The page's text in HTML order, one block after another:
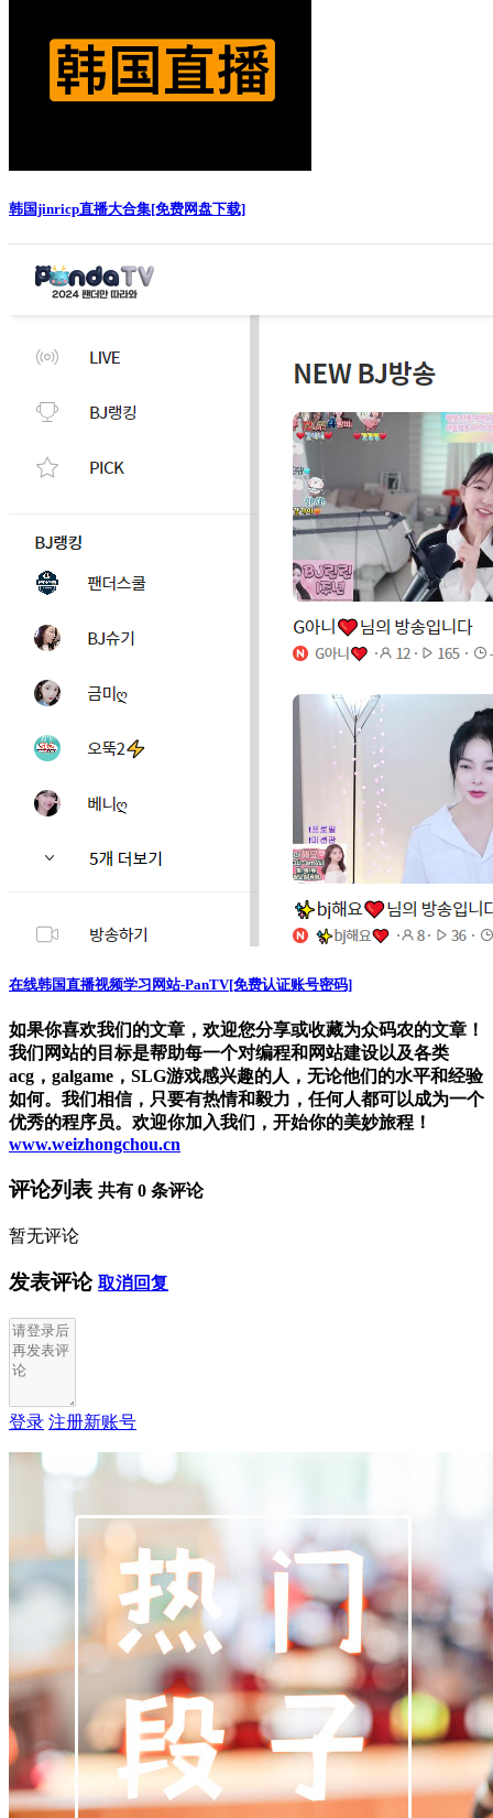
韩国jinricp直播大合集[免费网盘下载]
在线韩国直播视频学习网站-PanTV[免费认证账号密码]
如果你喜欢我们的文章，欢迎您分享或收藏为众码农的文章！
我们网站的目标是帮助每一个对编程和网站建设以及各类
acg，galgame，SLG游戏感兴趣的人，无论他们的水平和经验
如何。我们相信，只要有热情和毅力，任何人都可以成为一个
优秀的程序员。欢迎你加入我们，开始你的美妙旅程！
www.weizhongchou.cn
评论列表 共有 0 条评论
暂无评论
发表评论 取消回复
登录 注册新账号